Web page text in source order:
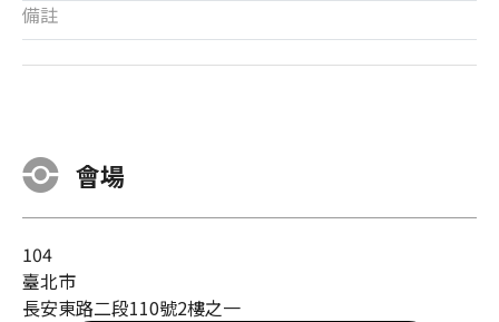
備註
會場
104
臺北市
長安東路二段110號2樓之一